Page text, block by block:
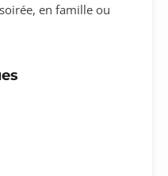
en famille ou